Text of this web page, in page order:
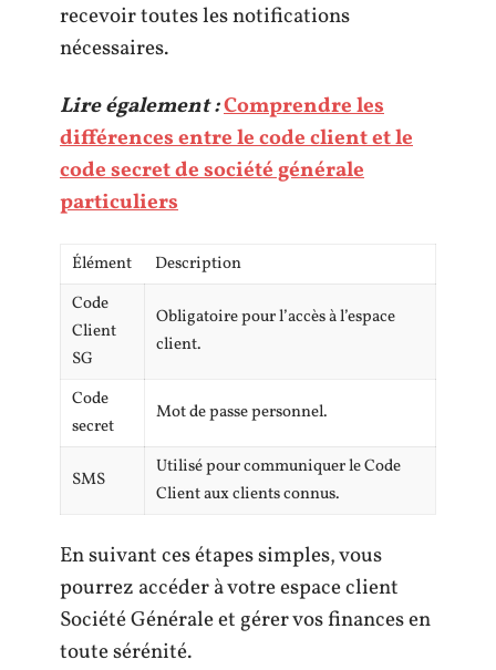
recevoir toutes les notifications
nécessaires.
Lire également :Comprendre les
différences entre le code client et le
code secret de société générale
particuliers
Élément
Description
Code
Client
SG
Obligatoire pour l’accès à l’espace
client.
Code
secret
Mot de passe personnel.
SMS
Utilisé pour communiquer le Code
Client aux clients connus.
En suivant ces étapes simples, vous
pourrez accéder à votre espace client
Société Générale et gérer vos finances en
toute sérénité.